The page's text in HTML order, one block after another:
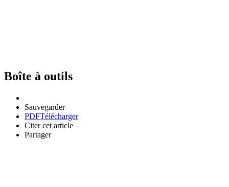
Boîte à outils
Sauvegarder
PDFTélécharger
Citer cet article
Partager